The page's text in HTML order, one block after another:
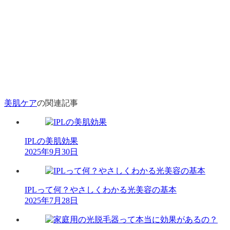
美肌ケアの関連記事
IPLの美肌効果
2025年9月30日
IPLって何？やさしくわかる光美容の基本
2025年7月28日